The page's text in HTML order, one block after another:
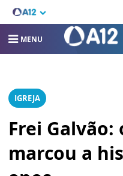
MENU
IGREJA
Frei Galvão:
marcou a